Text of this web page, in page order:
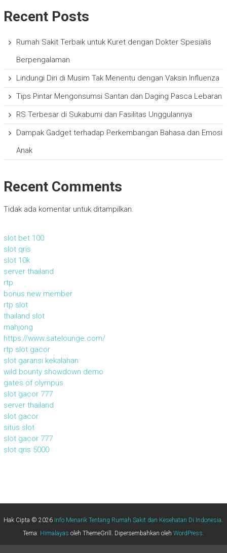
Recent Posts
Rumah Sakit Terbaik untuk Kuret dengan Dokter Spesialis
Berpengalaman
Lindungi Diri di Musim Tak Menentu dengan Vaksin Influenza
Tips Pintar Mengonsumsi Santan dan Daging Pasca Lebaran
RS Terbesar di Sukabumi dan Fasilitas Unggulannya
Dampak Gadget terhadap Perkembangan Bahasa dan Emosi
Anak
Recent Comments
Tidak ada komentar untuk ditampilkan.
slot bet 100
slot qris
slot 10k
server thailand
rtp
bonus new member
rtp slot
thailand slot
mahjong
https://www.satelounge.com/
rtp slot gacor
slot garansi kekalahan
wild bounty showdown demo
gates of olympus
slot gacor 777
server thailand
slot gacor
situs slot
slot gacor 777
slot qris 5000
Hak Cipta © 2026 Info Menarik Tentang Rumah Sakit dan Kesehatan Di Indonesia.
Tema: Himalayas oleh ThemeGrill. Dipersembahkan oleh WordPress.